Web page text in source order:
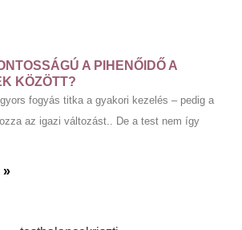
A PIHENŐIDŐ A
KÖZÖTT?
fogyás titka a gyakori kezelés – pedig a
az igazi változást.. De a test nem így
»